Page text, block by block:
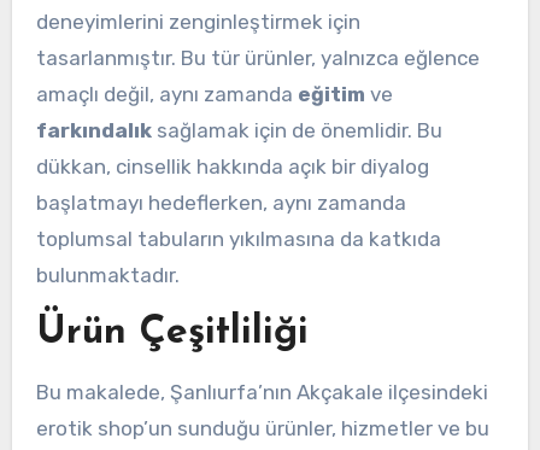
deneyimlerini zenginleştirmek için
tasarlanmıştır. Bu tür ürünler, yalnızca eğlence
amaçlı değil, aynı zamanda eğitim ve
farkındalıksağlamak için de önemlidir. Bu
dükkan, cinsellik hakkında açık bir diyalog
başlatmayı hedeflerken, aynı zamanda
toplumsal tabuların yıkılmasına da katkıda
bulunmaktadır.
Ürün Çeşitliliği
Bu makalede, Şanlıurfa’nın Akçakale ilçesindeki
erotik shop’un sunduğu ürünler, hizmetler ve bu